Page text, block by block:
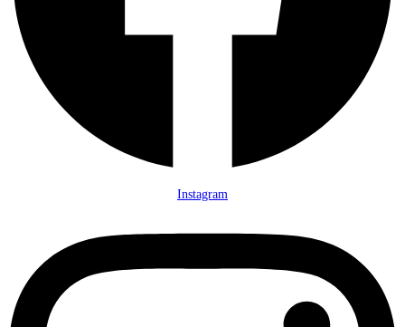
Instagram